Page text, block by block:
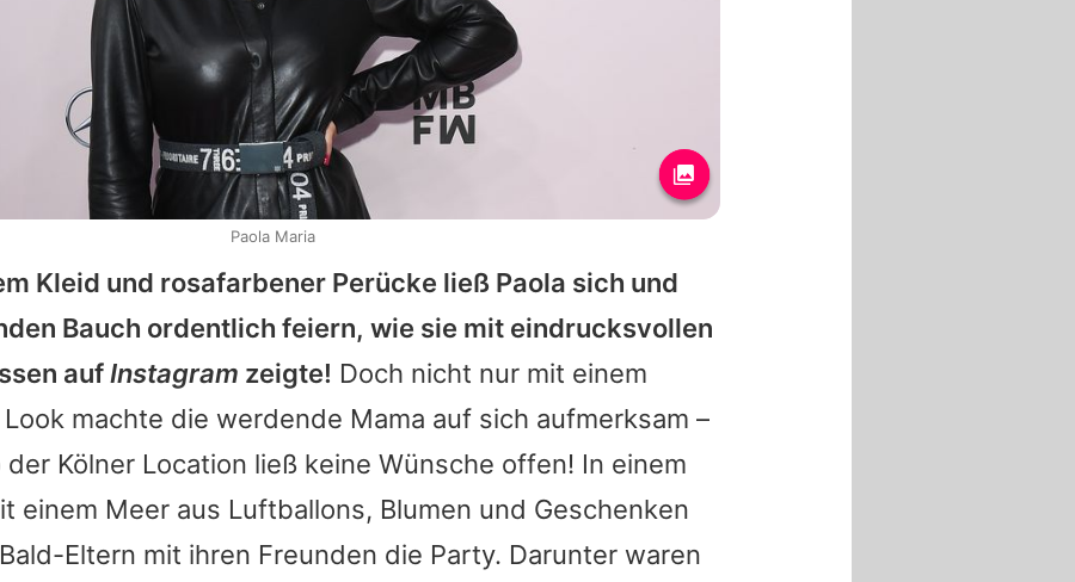
Kleid und rosafarbener Perücke ließ Paola sich und
Bauch ordentlich feiern, wie sie mit eindrucksvollen
aufInstagram zeigte! Doch nicht nur mit einem
machte die werdende Mama auf sich aufmerksam –
Kölner Location ließ keine Wünsche offen! In einem
einem Meer aus Luftballons, Blumen und Geschenken
Eltern mit ihren Freunden die Party. Darunter waren
Paola Maria